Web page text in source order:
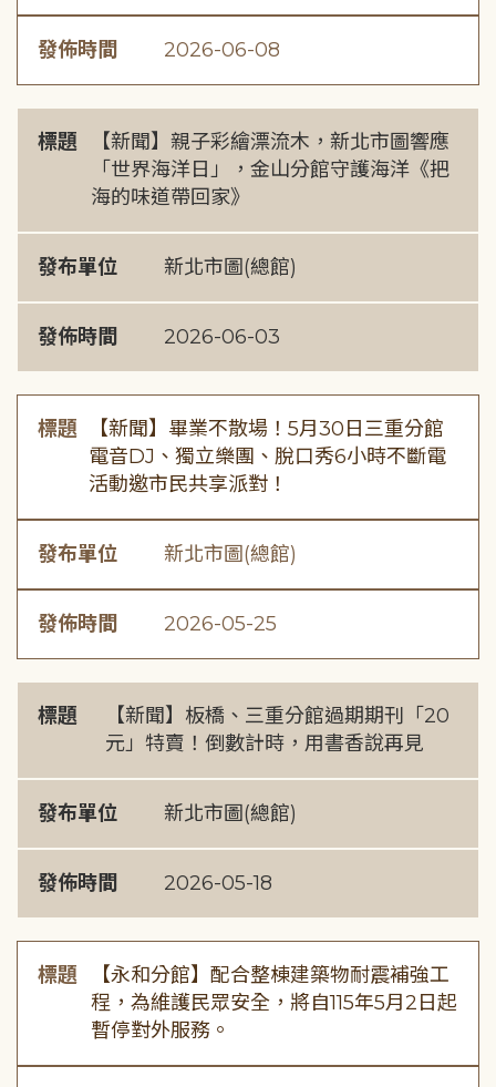
發佈時間 2026-06-08
標題
【新聞】親子彩繪漂流木，新北市圖響應
「世界海洋日」，金山分館守護海洋《把
海的味道帶回家》
發布單位 新北市圖(總館)
發佈時間 2026-06-03
標題
【新聞】畢業不散場！5月30日三重分館
電音DJ、獨立樂團、脫口秀6小時不斷電
活動邀市民共享派對！
發布單位 新北市圖(總館)
發佈時間 2026-05-25
標題
【新聞】板橋、三重分館過期期刊「20
元」特賣！倒數計時，用書香說再見
發布單位 新北市圖(總館)
發佈時間 2026-05-18
標題
【永和分館】配合整棟建築物耐震補強工
程，為維護民眾安全，將自115年5月2日起
暫停對外服務。